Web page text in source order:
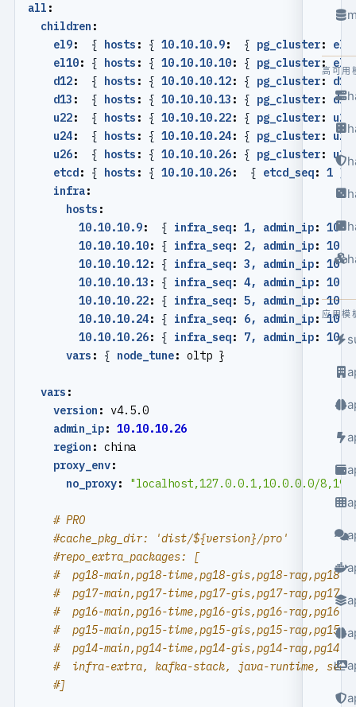
高可用
应用模
all :
children :
el9: { hosts : { 10.10.10.9: { pg_cluster:
el9
el10: { hosts : { 10.10.10.10: { pg_cluster:
d12: { hosts : { 10.10.10.12: { pg_cluster:
d13 : { hosts : { 10.10.10.13 : { pg_cluster:
u22: { hosts : { 10.10.10.22: { pg_cluster:
u24: { hosts : { 10.10.10.24: { pg_cluster:
u26: { hosts : { 10.10.10.26: { pg_cluster:
etcd: { hosts : { 10.10.10.26: { etcd_seq: 1
infra:
hosts :
10.10.10.9: { infra_seq: 1, admin_ip:
10.10.10.10: { infra_seq: 2, admin_ip:
10.10.10.12: { infra_seq: 3, admin_ip:
10.10.10.13 : { infra_seq: 4, admin_ip:
10.10.10.22: { infra_seq: 5, admin_ip:
10.10.10.24: { infra_seq: 6, admin_ip:
10.10.10.26: { infra_seq: 7, admin_ip:
vars : { node_tune: oltp }
vars :
version :
v4.5.0
admin_ip: 10.10.10.26
region : china
proxy_env:
no_proxy: "localhost,127.0.0.1,10.0.0.0/
# PRO
#cache_pkg_dir: 'dist/${version}/pro'
#repo_extra_packages: [
#  pg18-main,pg18-time,pg18-gis,pg18-
#  pg17-main,pg17-time,pg17-gis,pg17-
#  pg16-main,pg16-time,pg16-gis,pg16-
#  pg15-main,pg15-time,pg15-gis,pg15-
#  pg14-main,pg14-time,pg14-gis,pg14-
#  infra-extra, kafka-stack, java-runtime,
#]